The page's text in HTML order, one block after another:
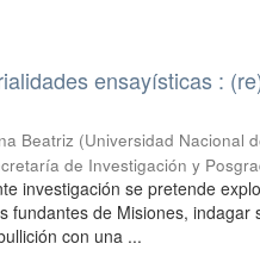
ensayísticas :
Beatriz (Universidad Nacional
de Investigación y
investigación se pretende
fundantes de Misiones,
con una ...